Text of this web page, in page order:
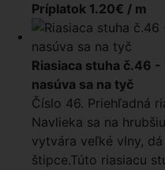
Príplatok 1.20€ / m
Riasiaca stuha č.46
nasúva sa na tyč
Číslo 46. Priehľadná
Navlieka sa na
vytvára veľké vlny,
štipce.Túto riasiacu